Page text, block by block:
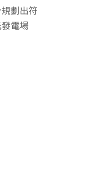
劃出符
電場